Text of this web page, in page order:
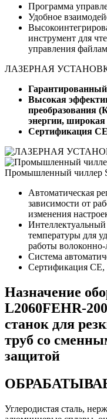
Программа
Удобное
инструмент для
управления
ЛАЗЕРНАЯ
Гарантированный
Высокая
преобразования
энергии,
Сертификация
Промышленный чиллер
Автоматическая
зависимости от
изменения
температуры для
работы волоконно-
Система
Сертификация CE,
Назначение
L2060FEHR-
станок для
труб со
защитой
Углеродистая сталь,